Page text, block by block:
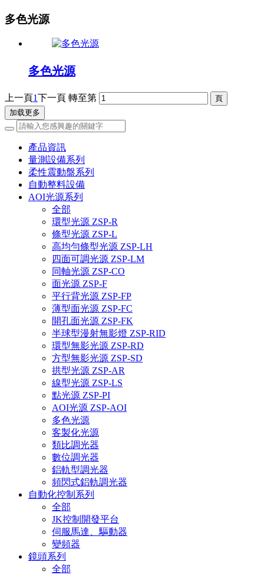
多色光源
多色光源
上一頁1下一頁 轉至第
加载更多
產品資訊
量測設備系列
柔性震動盤系列
自動整料設備
AOI光源系列
全部
環型光源 ZSP-R
條型光源 ZSP-L
高均勻條型光源 ZSP-LH
四面可調光源 ZSP-LM
同軸光源 ZSP-CO
面光源 ZSP-F
平行背光源 ZSP-FP
薄型面光源 ZSP-FC
開孔面光源 ZSP-FK
半球型漫射無影燈 ZSP-RID
環型無影光源 ZSP-RD
方型無影光源 ZSP-SD
拱型光源 ZSP-AR
線型光源 ZSP-LS
點光源 ZSP-PI
AOI光源 ZSP-AOI
多色光源
客製化光源
類比調光器
數位調光器
鋁軌型調光器
頻閃式鋁軌調光器
自動化控制系列
全部
JK控制開發平台
伺服馬達、驅動器
變頻器
鏡頭系列
全部